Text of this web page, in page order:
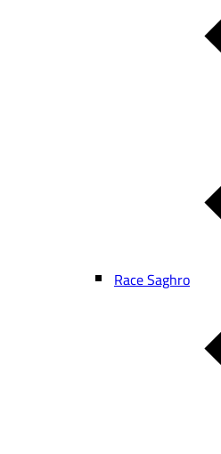
Race Saghro